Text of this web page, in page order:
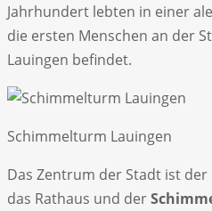
Jahrhundert lebten in einer
die ersten Menschen an der
Lauingen befindet.
Schimmelturm Lauingen
Das Zentrum der Stadt ist
das Rathaus und der